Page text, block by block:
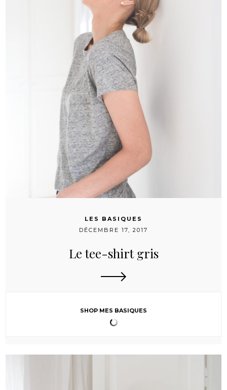
LES BASIQUES
DÉCEMBRE 17, 2017
Le tee-shirt gris
SHOP MES BASIQUES